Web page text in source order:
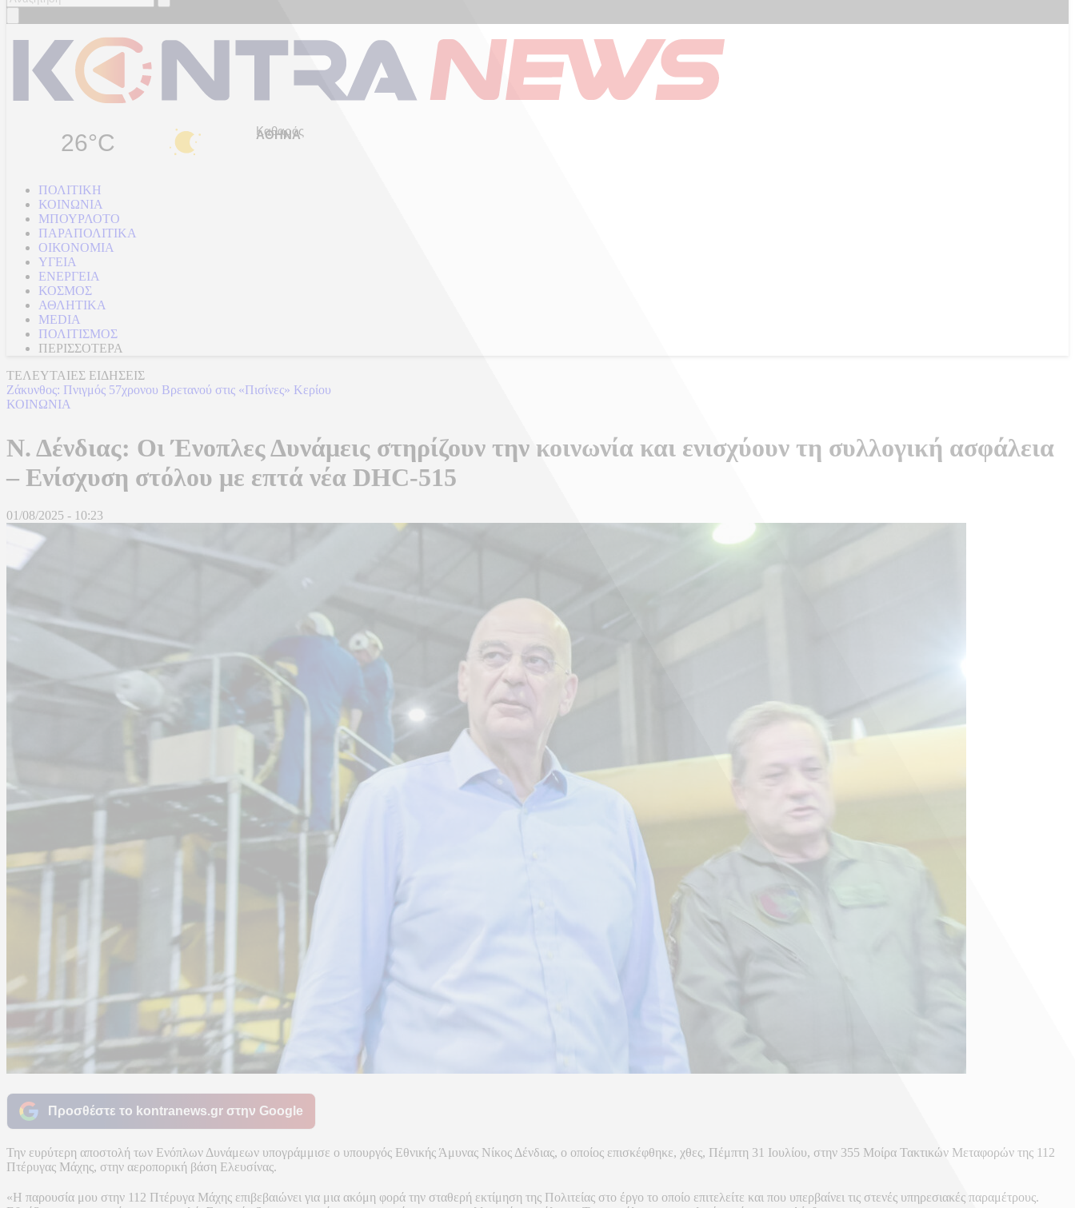
26°C Καθαρός
ΠΟΛΙΤΙΚΗ
ΚΟΙΝΩΝΙΑ
ΜΠΟΥΡΛΟΤΟ
ΠΑΡΑΠΟΛΙΤΙΚΑ
ΟΙΚΟΝΟΜΙΑ
ΥΓΕΙΑ
ΕΝΕΡΓΕΙΑ
ΚΟΣΜΟΣ
ΑΘΛΗΤΙΚΑ
MEDIA
ΠΟΛΙΤΙΣΜΟΣ
ΠΕΡΙΣΣΟΤΕΡΑ
ΤΕΛΕΥΤΑΙΕΣ ΕΙΔΗΣΕΙΣ
Ζάκυνθος: Πνιγμός 57χρονου Βρετανού στις «Πισίνες» Κερίου
ΚΟΙΝΩΝΙΑ
Ν. Δένδιας: Οι Ένοπλες Δυνάμεις στηρίζουν την κοινωνία και ενισχύουν τη συλλογική ασφάλεια
– Ενίσχυση στόλου με επτά νέα DHC-515
01/08/2025 - 10:23
Προσθέστε το kontranews.gr στην Google
Την ευρύτερη αποστολή των Ενόπλων Δυνάμεων υπογράμμισε ο υπουργός Εθνικής Άμυνας Νίκος Δένδιας, ο οποίος επισκέφθηκε, χθες, Πέμπτη 31 Ιουλίου, στην 355 Μοίρα Τακτικών Μεταφορών της 112
Πτέρυγας Μάχης, στην αεροπορική βάση Ελευσίνας.
«Η παρουσία μου στην 112 Πτέρυγα Μάχης επιβεβαιώνει για μια ακόμη φορά την σταθερή εκτίμηση της Πολιτείας στο έργο το οποίο επιτελείτε και που υπερβαίνει τις στενές υπηρεσιακές παραμέτρους.